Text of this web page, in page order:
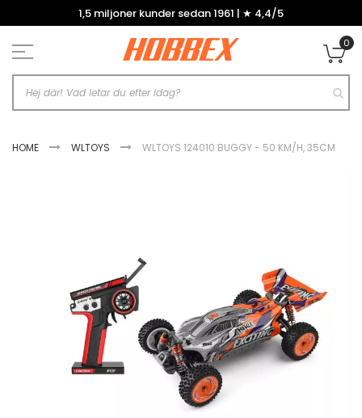
Hoppa
1,5 miljoner kunder sedan 1961 | ★ 4,4/5
0
HOME WLTOYS WLTOYS 124010 BUGGY - 50 KM/H, 35CM